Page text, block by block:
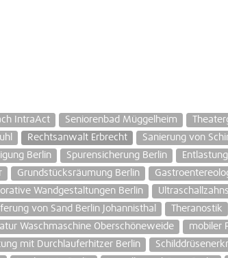
IntraAct Seniorenbad Müggelheim
Rechtsanwalt Erbrecht
Sanierung von
Berlin Spurensicherung Berlin
Grundstücksräumung Berlin
Wandgestaltungen Berlin
von Sand Berlin Johannisthal Theranostik
Waschmaschine Oberschöneweide mobiler
mit Durchlauferhitzer Berlin